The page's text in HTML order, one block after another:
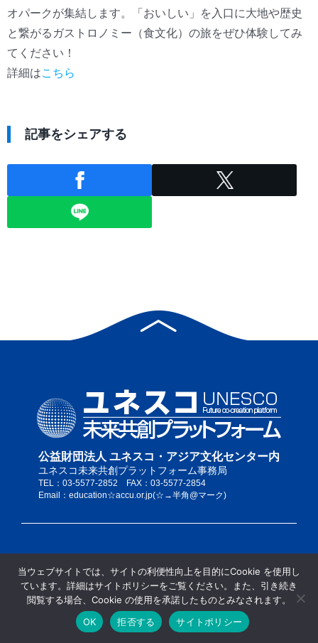
オパークが集結します。「おいしい」を入口に大地や歴史
と繋がるガストロノミー（食文化）の旅をぜひ体験してみ
てください！
詳細はこちら
記事をシェアする
公益財団法人 ユネスコ・アジア文化センター内
ユネスコ未来共創プラットフォーム事務局
TEL：03-5577-2852 FAX：03-5577-2854
Email：education☆accu.or.jp(☆→半角@マーク)
サイトポリシー
当サイトの推奨ブラウザ
サイトマップ
当ウェブサイトでは、サイトの利便性向上を目的にCookie を使用し
ています。詳細はサイトポリシーをご覧ください。また、引き続き
閲覧する場合、Cookie の使用を承諾したものとみなされます。
OK
拒否する サイトポリシー